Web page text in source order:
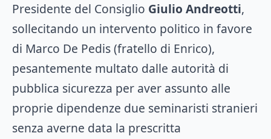
Presidente del Consiglio Giulio Andreotti,
sollecitando un intervento politico in favore
di Marco De Pedis (fratello di Enrico),
pesantemente multato dalle autorità di
pubblica sicurezza per aver assunto alle
proprie dipendenze due seminaristi stranieri
senza averne data la prescritta